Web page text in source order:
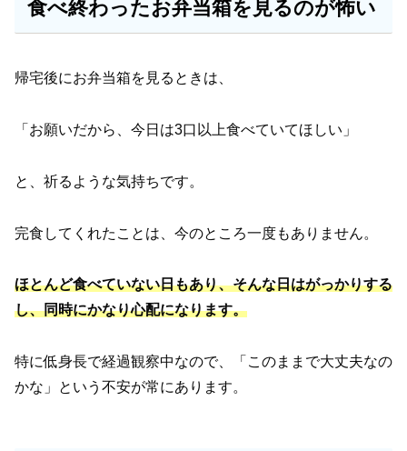
食べ終わったお弁当箱を見るのが怖い
帰宅後にお弁当箱を見るときは、
「お願いだから、今日は3口以上食べていてほしい」
と、祈るような気持ちです。
完食してくれたことは、今のところ一度もありません。
ほとんど食べていない日もあり、そんな日はがっかりする
し、同時にかなり心配になります。
特に低身長で経過観察中なので、「このままで大丈夫なの
かな」という不安が常にあります。